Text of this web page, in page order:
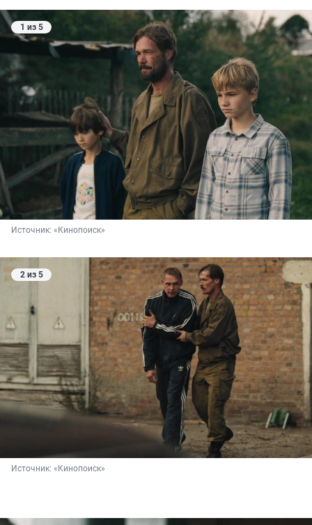
1 из 5
Источник: «Кинопоиск»
2 из 5
Источник: «Кинопоиск»